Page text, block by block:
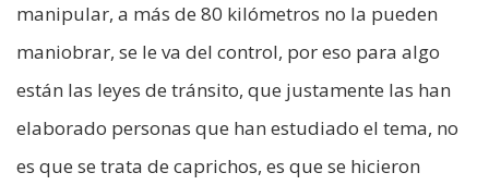
manipular, a más de 80 kilómetros no la pueden
maniobrar, se le va del control, por eso para algo
están las leyes de tránsito, que justamente las han
elaborado personas que han estudiado el tema, no
es que se trata de caprichos, es que se hicieron